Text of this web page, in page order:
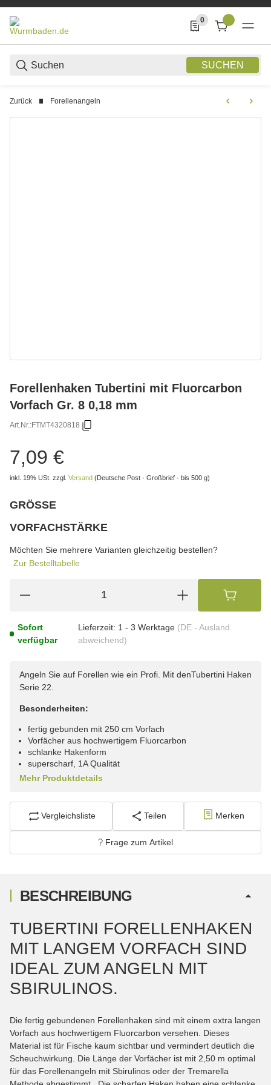
SUCHEN
0
0 Produkte in der
Zurück Forellenangeln
Forellenhaken Tubertini mit Fluorcarbon
Vorfach Gr. 8 0,18 mm
Art.Nr.:FTMT4320818
7,09 €
inkl. 19% USt. zzgl. Versand (Deutsche Post - Großbrief - bis 500 g)
GRÖSSE
VORFACHSTÄRKE
Möchten Sie mehrere Varianten gleichzeitig bestellen?
Zur Bestelltabelle
Sofort
verfügbar
Lieferzeit: 1 - 3 Werktage (DE - Ausland
abweichend)
Angeln Sie auf Forellen wie ein Profi. Mit denTubertini Haken
Serie 22.
Besonderheiten:
fertig gebunden mit 250 cm Vorfach
Vorfächer aus hochwertigem Fluorcarbon
schlanke Hakenform
superscharf, 1A Qualität
Mehr Produktdetails
Vergleichsliste Teilen Merken
Frage zum Artikel
BESCHREIBUNG
TUBERTINI FORELLENHAKEN
MIT LANGEM VORFACH SIND
IDEAL ZUM ANGELN MIT
SBIRULINOS.
Die fertig gebundenen Forellenhaken sind mit einem extra langen
Vorfach aus hochwertigem Fluorcarbon versehen. Dieses
Material ist für Fische kaum sichtbar und vermindert deutlich die
Scheuchwirkung. Die Länge der Vorfächer ist mit 2,50 m optimal
für das Forellenangeln mit Sbirulinos oder der Tremarella